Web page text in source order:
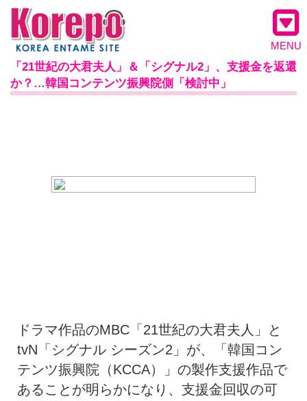
MENU
「21世紀の大君夫人」＆「シグナル2」、支援金を返還
か？…韓国コンテンツ振興院側「検討中」
ドラマ作品のMBC「21世紀の大君夫人」と
tvN「シグナル シーズン2」が、「韓国コン
テンツ振興院（KCCA）」の製作支援作品で
あることが明らかになり、支援金回収の可